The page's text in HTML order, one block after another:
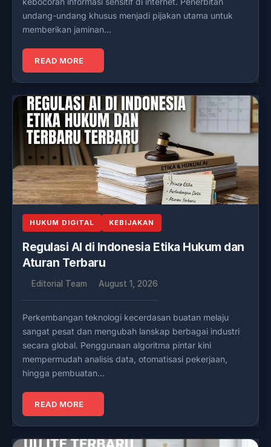
undang-undang khusus menjadi pijakan utama untuk
memberikan jaminan…
READ MORE
HUKUM DIGITAL KEBIJAKAN
Regulasi AI di Indonesia Etika Hukum dan
Aturan Terbaru
Editorial Team August 1, 2026
Perkembangan teknologi kecerdasan buatan melaju
sangat pesat dan mengubah lanskap berbagai industri
secara global. Penggunaan algoritma pintar kini
mempermudah analisis data, otomatisasi pekerjaan,
hingga pembuatan…
READ MORE